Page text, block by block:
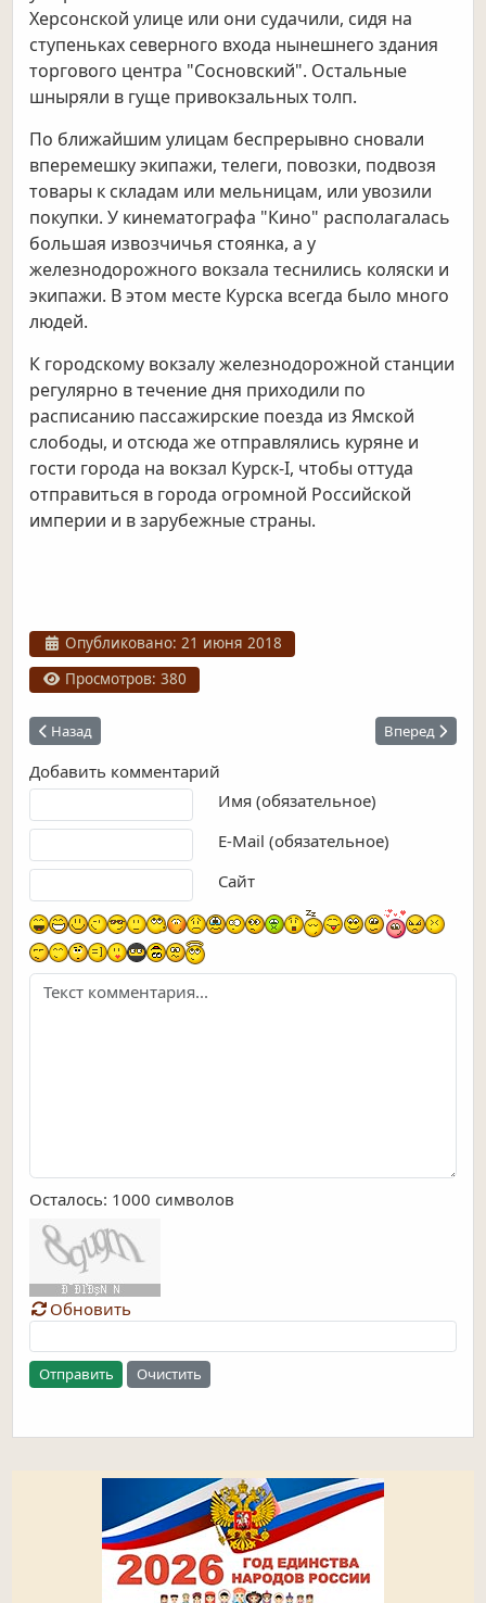
Херсонской улице или они судачили, сидя на
ступеньках северного входа нынешнего здания
торгового центра "Сосновский". Остальные
шныряли в гуще привокзальных толп.
По ближайшим улицам беспрерывно сновали
вперемешку экипажи, телеги, повозки, подвозя
товары к складам или мельницам, или увозили
покупки. У кинематографа "Кино" располагалась
большая извозчичья стоянка, а у
железнодорожного вокзала теснились коляски и
экипажи. В этом месте Курска всегда было много
людей.
К городскому вокзалу железнодорожной станции
регулярно в течение дня приходили по
расписанию пассажирские поезда из Ямской
слободы, и отсюда же отправлялись куряне и
гости города на вокзал Курск-I, чтобы оттуда
отправиться в города огромной Российской
империи и в зарубежные страны.
Информация о материале
Опубликовано: 21 июня 2018
Просмотров: 380
Предыдущий: Вокзал в Курске. Проектирование и
Назад Следующий:
Вперед
Добавить комментарий
Имя (обязательное)
E-Mail (обязательное)
Сайт
Осталось: 1000 символов
Обновить
Отправить Очистить